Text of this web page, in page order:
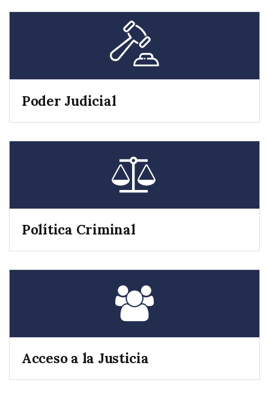
Poder Judicial
Política Criminal
Acceso a la Justicia